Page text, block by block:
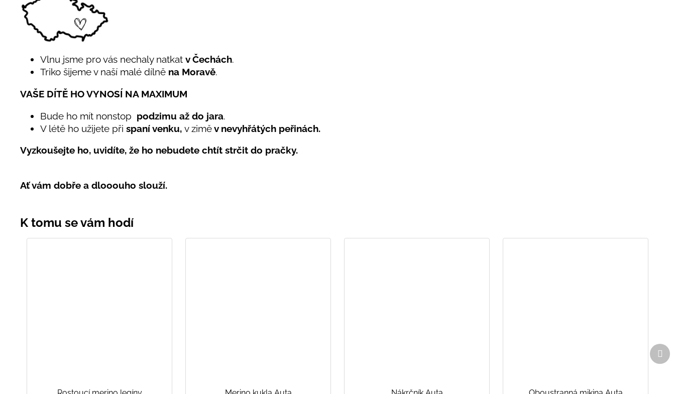
Vlnu jsme pro vás nechaly natkat v Čechách.
Triko šijeme v naší malé dílně na Moravě.
VAŠE DÍTĚ HO VYNOSÍ NA MAXIMUM
Bude ho mít nonstop podzimu až do jara.
V létě ho užijete při spaní venku, v ziměv nevyhřátých peřinách.
Vyzkoušejte ho, uvidíte, že ho nebudete chtít strčit do pračky.
Ať vám dobře a dlooouho slouží.